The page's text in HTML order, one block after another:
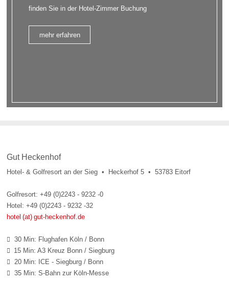
finden Sie in der Hotel-Zimmer Buchung
mehr erfahren
Gut Heckenhof
Hotel- & Golfresort an der Sieg • Heckerhof 5 • 53783 Eitorf
Golfresort: +49 (0)2243 - 9232 -0
Hotel: +49 (0)2243 - 9232 -32
hotel (at) gut-heckenhof.de
 30 Min: Flughafen Köln / Bonn
 15 Min: A3 Kreuz Bonn / Siegburg
 20 Min: ICE - Siegburg / Bonn
 35 Min: S-Bahn zur Köln-Messe